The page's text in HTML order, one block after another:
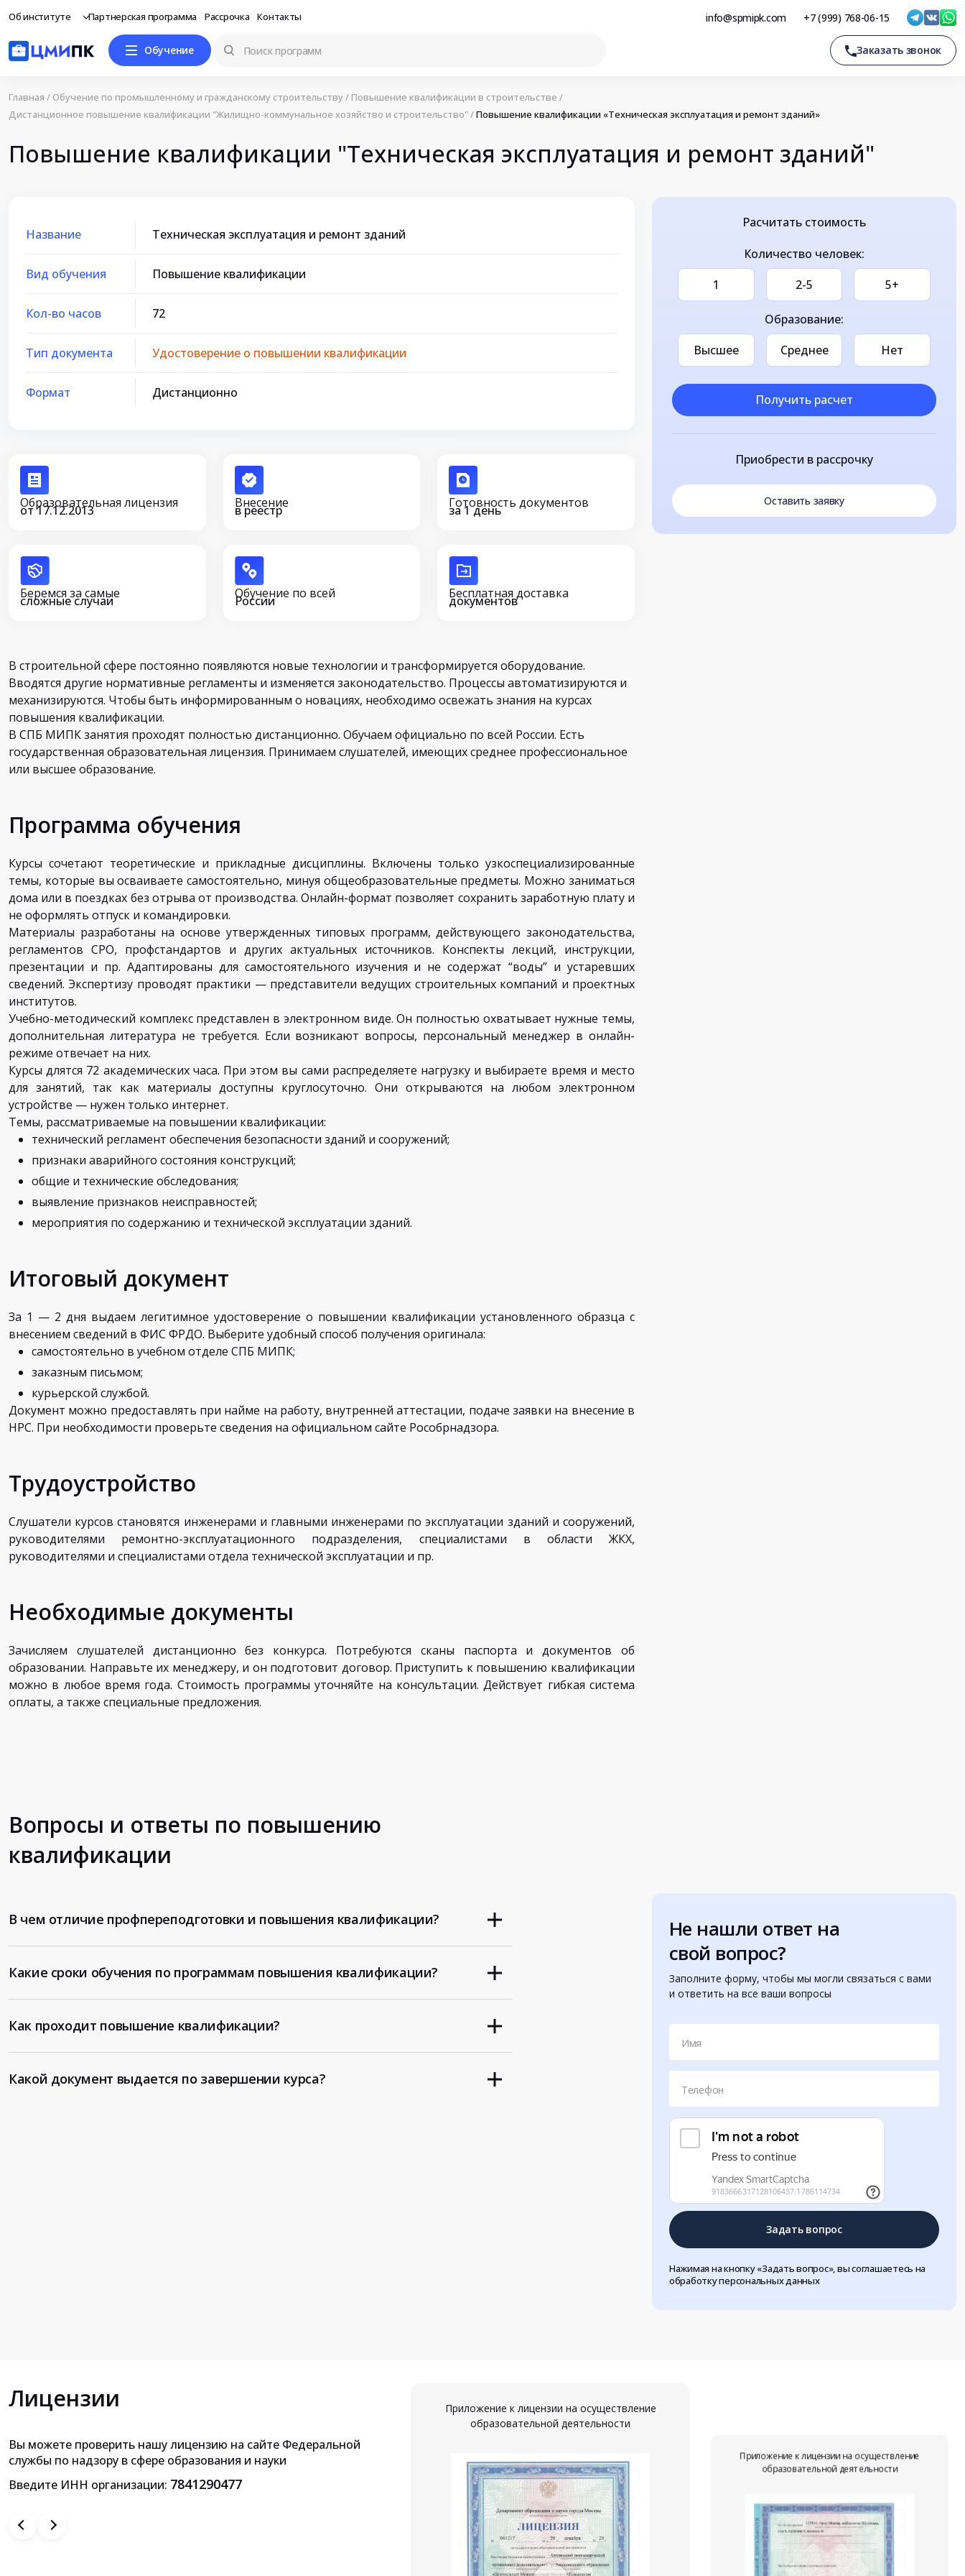
Об институте Партнерская программа Рассрочка Контакты info@spmipk.com +7 (999) 768-06-15
Обучение Заказать звонок
Главная / Обучение по промышленному и гражданскому строительству/ Повышение квалификации в строительстве /
Дистанционное повышение квалификации "Жилищно-коммунальное хозяйство и строительство"/Повышение квалификации «Техническая эксплуатация и ремонт зданий»
Повышение квалификации "Техническая эксплуатация и ремонт зданий"
Название Техническая эксплуатация и ремонт зданий
Вид обучения Повышение квалификации
Кол-во часов 72
Тип документа Удостоверение о повышении квалификации
Формат Дистанционно
Образовательная лицензия
от 17.12.2013 Внесение
в реестр Готовность документов
за 1 день
Беремся за самые
сложные случаи Обучение по всей
России Бесплатная доставка
документов
В строительной сфере постоянно появляются новые технологии и трансформируется оборудование.
Вводятся другие нормативные регламенты и изменяется законодательство. Процессы автоматизируются и
механизируются. Чтобы быть информированным о новациях, необходимо освежать знания на курсах
повышения квалификации.
В СПБ МИПК занятия проходят полностью дистанционно. Обучаем официально по всей России. Есть
государственная образовательная лицензия. Принимаем слушателей, имеющих среднее профессиональное
или высшее образование.
Программа обучения
Курсы сочетают теоретические и прикладные дисциплины. Включены только узкоспециализированные
темы, которые вы осваиваете самостоятельно, минуя общеобразовательные предметы. Можно заниматься
дома или в поездках без отрыва от производства. Онлайн-формат позволяет сохранить заработную плату и
не оформлять отпуск и командировки.
Материалы разработаны на основе утвержденных типовых программ, действующего законодательства,
регламентов СРО, профстандартов и других актуальных источников. Конспекты лекций, инструкции,
презентации и пр. Адаптированы для самостоятельного изучения и не содержат “воды” и устаревших
сведений. Экспертизу проводят практики — представители ведущих строительных компаний и проектных
институтов.
Учебно-методический комплекс представлен в электронном виде. Он полностью охватывает нужные темы,
дополнительная литература не требуется. Если возникают вопросы, персональный менеджер в онлайн-
режиме отвечает на них.
Курсы длятся 72 академических часа. При этом вы сами распределяете нагрузку и выбираете время и место
для занятий, так как материалы доступны круглосуточно. Они открываются на любом электронном
устройстве — нужен только интернет.
Темы, рассматриваемые на повышении квалификации:
технический регламент обеспечения безопасности зданий и сооружений;
признаки аварийного состояния конструкций;
общие и технические обследования;
выявление признаков неисправностей;
мероприятия по содержанию и технической эксплуатации зданий.
Итоговый документ
За 1 — 2 дня выдаем легитимное удостоверение о повышении квалификации установленного образца с
внесением сведений в ФИС ФРДО. Выберите удобный способ получения оригинала:
самостоятельно в учебном отделе СПБ МИПК;
заказным письмом;
курьерской службой.
Документ можно предоставлять при найме на работу, внутренней аттестации, подаче заявки на внесение в
НРС. При необходимости проверьте сведения на официальном сайте Рособрнадзора.
Трудоустройство
Слушатели курсов становятся инженерами и главными инженерами по эксплуатации зданий и сооружений,
руководителями ремонтно-эксплуатационного подразделения, специалистами в области ЖКХ,
руководителями и специалистами отдела технической эксплуатации и пр.
Необходимые документы
Зачисляем слушателей дистанционно без конкурса. Потребуются сканы паспорта и документов об
образовании. Направьте их менеджеру, и он подготовит договор. Приступить к повышению квалификации
можно в любое время года. Стоимость программы уточняйте на консультации. Действует гибкая система
оплаты, а также специальные предложения.
Расчитать стоимость
Количество человек:
1
2-5 5+
Образование:
Высшее
Среднее Нет
Получить расчет
Приобрести в рассрочку
Оставить заявку
Вопросы и ответы по повышению
квалификации
Не нашли ответ на
свой вопрос?
Заполните форму, чтобы мы могли связаться с вами
и ответить на все ваши вопросы
Имя
Телефон
Задать вопрос
Нажимая на кнопку «Задать вопрос», вы соглашаетесь на
обработку персональных данных
В чем отличие профпереподготовки и повышения квалификации?
Какие сроки обучения по программам повышения квалификации?
Как проходит повышение квалификации?
Какой документ выдается по завершении курса?
Лицензии
Вы можете проверить нашу лицензию на сайте Федеральной
службы по надзору в сфере образования и науки
Введите ИНН организации: 7841290477
Приложение к лицензии на осуществление
образовательной деятельности
Приложение к лицензии на осуществление
образовательной деятельности
Приложение к лицензии на осуществление
образовательной деятельности